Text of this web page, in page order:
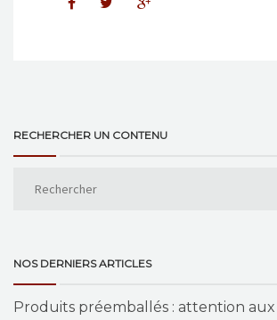
RECHERCHER UN CONTENU
NOS DERNIERS ARTICLES
Produits préemballés : attention